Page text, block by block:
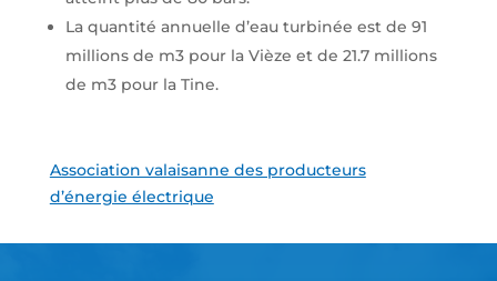
La quantité annuelle d’eau turbinée est de 91
millions de m3 pour la Vièze et de 21.7 millions
de m3 pour la Tine.
Association valaisanne des producteurs
d’énergie électrique